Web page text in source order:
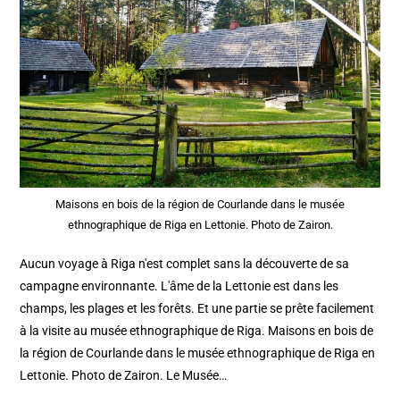
Maisons en bois de la région de Courlande dans le musée
ethnographique de Riga en Lettonie. Photo de Zairon.
Aucun voyage à Riga n'est complet sans la découverte de sa
campagne environnante. L'âme de la Lettonie est dans les
champs, les plages et les forêts. Et une partie se prête facilement
à la visite au musée ethnographique de Riga. Maisons en bois de
la région de Courlande dans le musée ethnographique de Riga en
Lettonie. Photo de Zairon. Le Musée…